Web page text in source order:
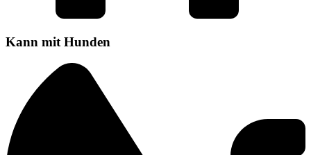
Kann mit Hunden